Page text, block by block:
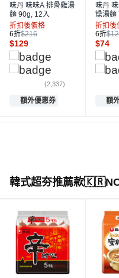
味丹 味味A 排骨雞湯
麵 90g, 12入
折扣後價格
6折$216
$129
(2,337)
額外優惠券
味丹
燥湯麵
折扣後
6折
$74
額
韓式超夯推薦款